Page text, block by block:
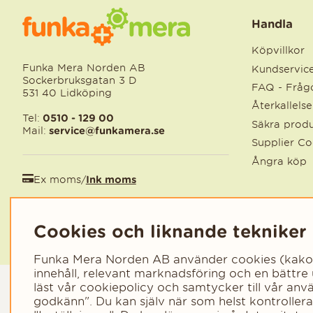
Funka Mera Norden AB
Sockerbruksgatan 3 D
531 40 Lidköping
Tel: 0510 - 129 00
Mail: service@funkamera.se
Ex moms/Ink moms
Handla
Köpvillkor
FAQ -
Säkra
Supplier
Ångra köp
Cookies och liknande tekniker
Funka Mera Norden AB använder cookies
innehåll, relevant marknadsföring och en
läst vår cookiepolicy och samtycker till vår
godkänn". Du kan själv när som helst